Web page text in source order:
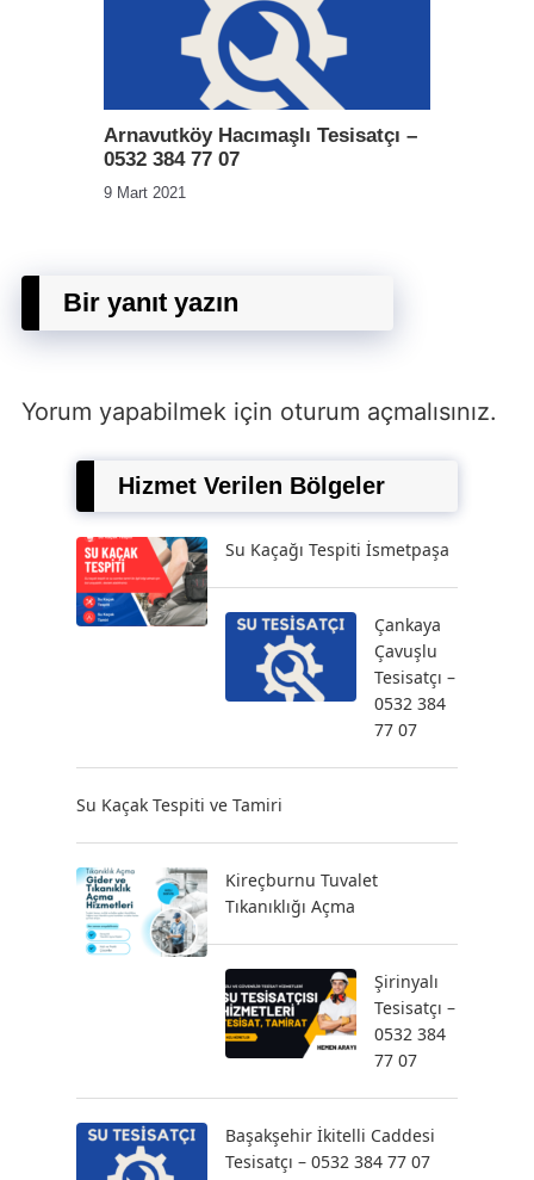
Arnavutköy Hacımaşlı Tesisatçı –
0532 384 77 07
9 Mart 2021
Bir yanıt yazın
Yorum yapabilmek için oturum açmalısınız.
Hizmet Verilen Bölgeler
Su Kaçağı Tespiti İsmetpaşa
Çankaya
Çavuşlu
Tesisatçı –
0532 384
77 07
Su Kaçak Tespiti ve Tamiri
Kireçburnu Tuvalet
Tıkanıklığı Açma
Şirinyalı
Tesisatçı –
0532 384
77 07
Başakşehir İkitelli Caddesi
Tesisatçı – 0532 384 77 07